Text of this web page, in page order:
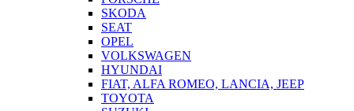
SKODA
SEAT
OPEL
VOLKSWAGEN
HYUNDAI
FIAT, ALFA ROMEO, LANCIA, JEEP
TOYOTA